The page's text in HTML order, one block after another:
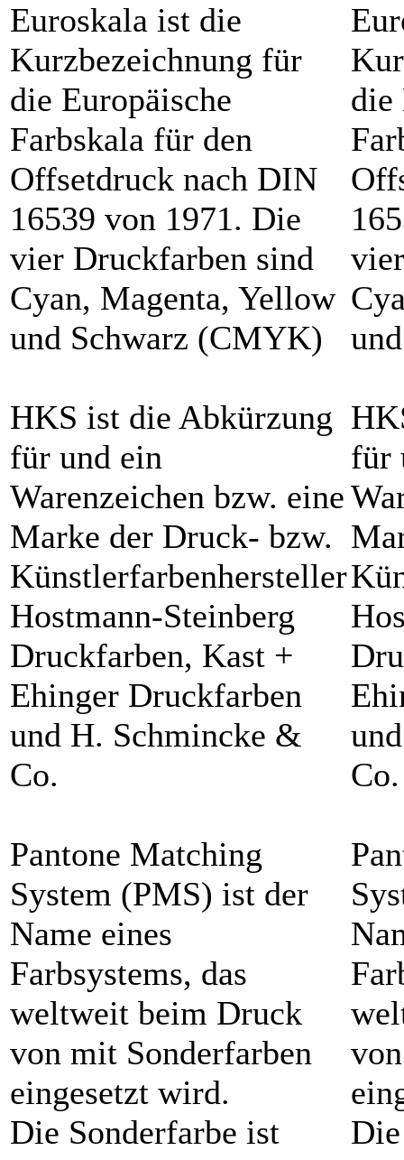
Euroskala ist die
Kurzbezeichnung für
die Europäische
Farbskala für den
Offsetdruck nach DIN
16539 von 1971. Die
vier Druckfarben sind
Cyan, Magenta, Yellow
und Schwarz (CMYK)
HKS ist die Abkürzung
für und ein
Warenzeichen bzw. eine
Marke der Druck- bzw.
Künstlerfarbenhersteller
Hostmann-Steinberg
Druckfarben, Kast +
Ehinger Druckfarben
und H. Schmincke &
Co.
Pantone Matching
System (PMS) ist der
Name eines
Farbsystems, das
weltweit beim Druck
von mit Sonderfarben
eingesetzt wird.
Die Sonderfarbe ist
die
für
Co.